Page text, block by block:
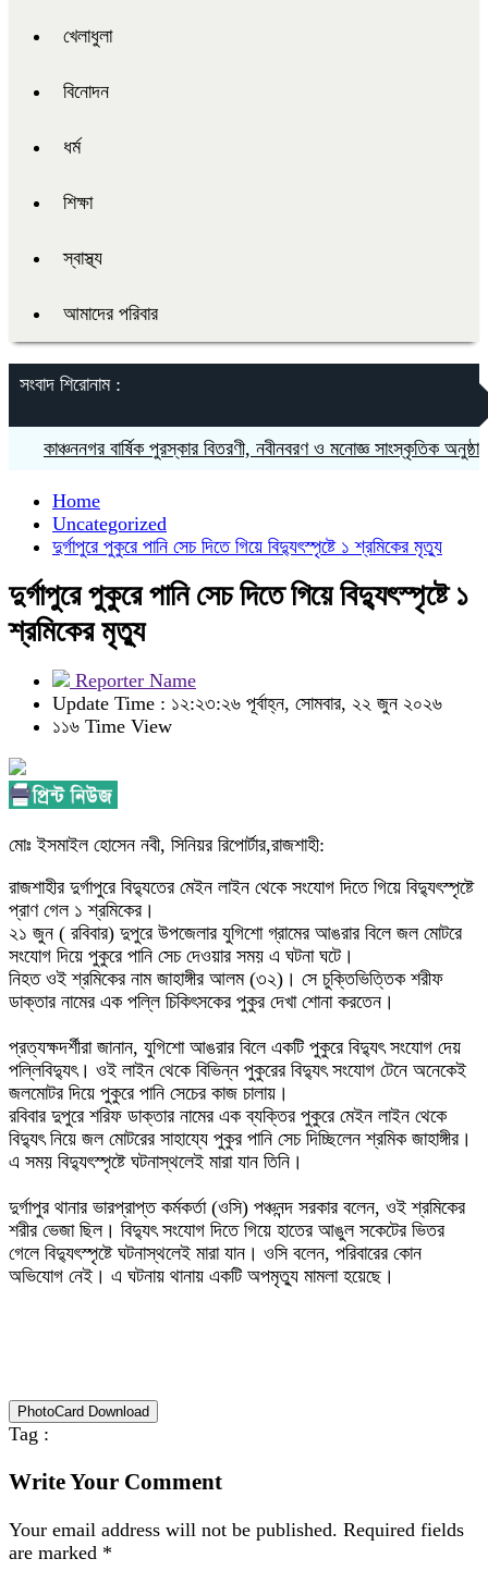
খেলাধুলা
বিনোদন
ধর্ম
শিক্ষা
স্বাস্থ্য
আমাদের পরিবার
সংবাদ শিরোনাম :
কাঞ্চননগর বার্ষিক পুরস্কার বিতরণী, নবীনবরণ ও মনোজ্ঞ সাংস্কৃতিক অনুষ্ঠান
Home
Uncategorized
‎দুর্গাপুরে পুকুরে পানি সেচ দিতে গিয়ে বিদ্যুৎস্পৃষ্টে ১ শ্রমিকের মৃত্যু
‎দুর্গাপুরে পুকুরে পানি সেচ দিতে গিয়ে বিদ্যুৎস্পৃষ্টে ১
শ্রমিকের মৃত্যু
Reporter Name
Update Time : ১২:২৩:২৬ পূর্বাহ্ন, সোমবার, ২২ জুন ২০২৬
১১৬ Time View
মোঃ ইসমাইল হোসেন নবী, সিনিয়র রিপোর্টার,রাজশাহী:
রাজশাহীর দুর্গাপুরে বিদ্যুতের মেইন লাইন থেকে সংযোগ দিতে গিয়ে বিদ্যুৎস্পৃষ্টে
প্রাণ গেল ১ শ্রমিকের।
২১ জুন ( রবিবার) দুপুরে উপজেলার যুগিশো গ্রামের আঙরার বিলে জল মোটরে
সংযোগ দিয়ে পুকুরে পানি সেচ দেওয়ার সময় এ ঘটনা ঘটে।
‎নিহত ওই শ্রমিকের নাম জাহাঙ্গীর আলম (৩২)। সে চুক্তিভিত্তিক শরীফ
ডাক্তার নামের এক পল্লি চিকিৎসকের পুকুর দেখা শোনা করতেন।
‎প্রত্যক্ষদর্শীরা জানান, যুগিশো আঙরার বিলে একটি পুকুরে বিদ্যুৎ সংযোগ দেয়
পল্লিবিদ্যুৎ। ওই লাইন থেকে বিভিন্ন পুকুরের বিদ্যুৎ সংযোগ টেনে অনেকেই
জলমোটর দিয়ে পুকুরে পানি সেচের কাজ চালায়।
‎রবিবার দুপুরে শরিফ ডাক্তার নামের এক ব্যক্তির পুকুরে মেইন লাইন থেকে
বিদ্যুৎ নিয়ে জল মোটরের সাহায্যে পুকুর পানি সেচ দিচ্ছিলেন শ্রমিক জাহাঙ্গীর।
এ সময় বিদ্যুৎস্পৃষ্টে ঘটনাস্থলেই মারা যান তিনি।
‎দুর্গাপুর থানার ভারপ্রাপ্ত কর্মকর্তা (ওসি) পঞ্চনন্দ সরকার বলেন, ওই শ্রমিকের
শরীর ভেজা ছিল। বিদ্যুৎ সংযোগ দিতে গিয়ে হাতের আঙুল সকেটের ভিতর
গেলে বিদ্যুৎস্পৃষ্টে ঘটনাস্থলেই মারা যান। ওসি বলেন, পরিবারের কোন
অভিযোগ নেই। এ ঘটনায় থানায় একটি অপমৃত্যু মামলা হয়েছে।
PhotoCard Download
Tag :
Write Your Comment
Your email address will not be published. Required fields
are marked *